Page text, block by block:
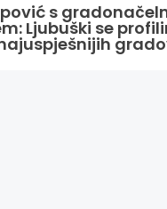
s
Ljubuški se